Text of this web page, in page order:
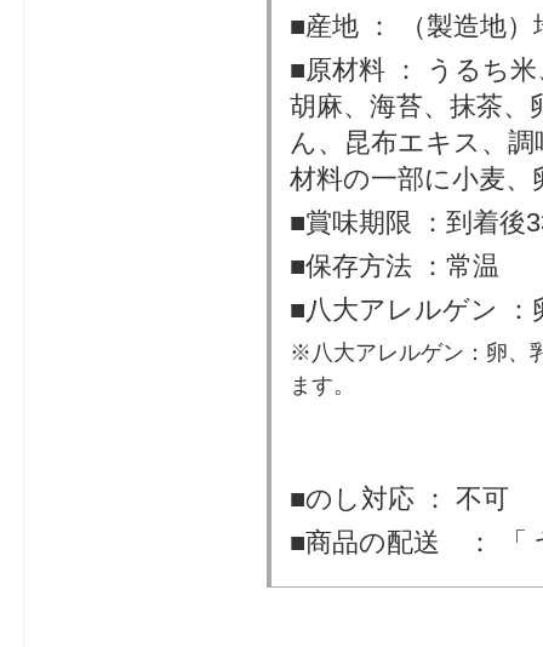
■産地 ： （製造地）
■原材料 ： うるち
胡麻、海苔、抹茶、
ん、昆布エキス、
材料の一部に小麦、
■賞味期限 ：到着後
■保存方法 ：常温
■八大アレルゲン ：
※八大アレルゲン：卵、
ます。
■のし対応 ： 不可
■商品の配送 ： 「